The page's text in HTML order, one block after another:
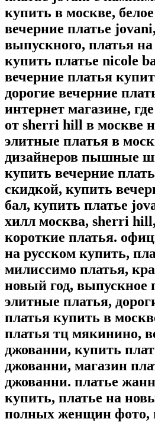
купить в москве,
вечерние платье
выпускного, платья
купить платье nicole
вечерние платья
дорогие вечерние
интернет магазине,
от sherri hill в москве
элитные платья в
дизайнеров пышные
купить вечерние
скидкой, купить
бал, купить платье
хилл москва, sherri
короткие платья.
на русском купить,
милиссимо платья,
новый год, выпускное
элитные платья,
платья купить в
платья тц мякинино,
джованни, купить
джованни, магазин
джованни. платье
купить, платье на
полных женщин фото,